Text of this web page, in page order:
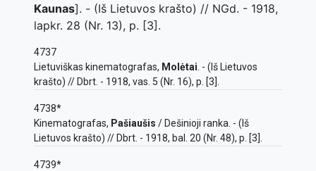
Kaunas]. - (Iš Lietuvos krašto) // NGd. - 1918,
lapkr. 28 (Nr. 13), p. [3].
4737
Lietuviškas kinematografas, Molėtai . - (Iš Lietuvos
krašto) // Dbrt. - 1918, vas. 5 (Nr. 16), p. [3].
4738*
Kinematografas, Pašiaušis / Dešinioji ranka. - (Iš
Lietuvos krašto) // Dbrt. - 1918, bal. 20 (Nr. 48), p. [3].
4739*